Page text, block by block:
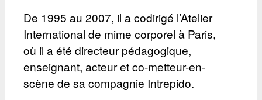
De 1995 au 2007, il a codirigé l’Atelier
International de mime corporel à Paris,
où il a été directeur pédagogique,
enseignant, acteur et co-metteur-en-
scène de sa compagnie Intrepido.